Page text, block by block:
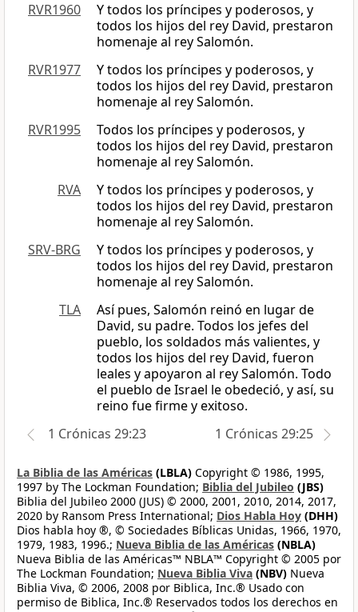
RVR1960
Y todos los príncipes y poderosos, y
todos los hijos del rey David, prestaron
homenaje al rey Salomón.
RVR1977
Y todos los príncipes y poderosos, y
todos los hijos del rey David, prestaron
homenaje al rey Salomón.
RVR1995
Todos los príncipes y poderosos, y
todos los hijos del rey David, prestaron
homenaje al rey Salomón.
RVA
Y todos los príncipes y poderosos, y
todos los hijos del rey David, prestaron
homenaje al rey Salomón.
SRV-BRG
Y todos los príncipes y poderosos, y
todos los hijos del rey David, prestaron
homenaje al rey Salomón.
TLA
Así pues, Salomón reinó en lugar de
David, su padre. Todos los jefes del
pueblo, los soldados más valientes, y
todos los hijos del rey David, fueron
leales y apoyaron al rey Salomón. Todo
el pueblo de Israel le obedeció, y así, su
reino fue firme y exitoso.
1 Crónicas 29:23
1 Crónicas 29:25
La Biblia de las Américas (LBLA) Copyright © 1986, 1995,
1997 by The Lockman Foundation; Biblia del Jubileo (JBS)
Biblia del Jubileo 2000 (JUS) © 2000, 2001, 2010, 2014, 2017,
2020 by Ransom Press International; Dios Habla Hoy (DHH)
Dios habla hoy ®, © Sociedades Bíblicas Unidas, 1966, 1970,
1979, 1983, 1996.; Nueva Biblia de las Américas (NBLA)
Nueva Biblia de las Américas™ NBLA™ Copyright © 2005 por
The Lockman Foundation; Nueva Biblia Viva (NBV) Nueva
Biblia Viva, © 2006, 2008 por Biblica, Inc.® Usado con
permiso de Biblica, Inc.® Reservados todos los derechos en